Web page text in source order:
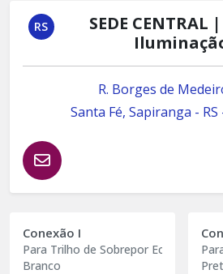
RS
SEDE CENTRAL
R. Borges de
Santa Fé, Sapiranga -
Conexão I
Para Trilho de Sobrepor Eco
Branco